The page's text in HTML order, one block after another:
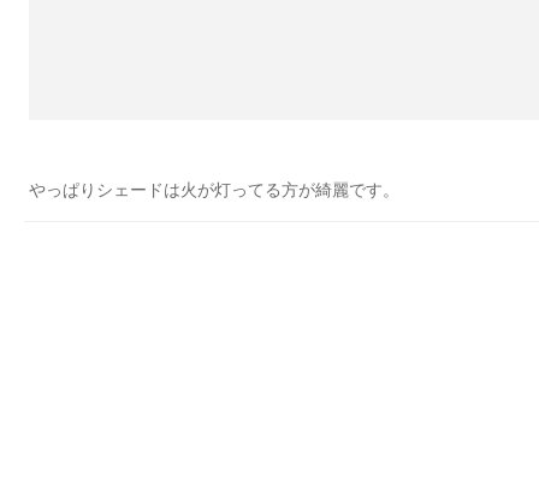
やっぱりシェードは火が灯ってる方が綺麗です。